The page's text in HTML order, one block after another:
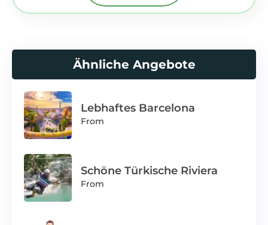
Ähnliche Angebote
Lebhaftes Barcelona
From
Schöne Türkische Riviera
From